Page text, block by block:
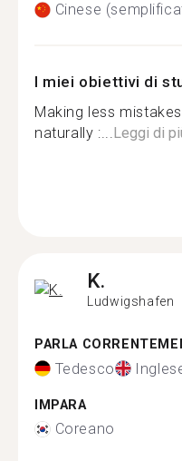
Cinese
I miei obiettivi di
Making less
naturally :...Leggi di
K.
Ludwigshafen
PARLA
Tedesco
IMPARA
Coreano